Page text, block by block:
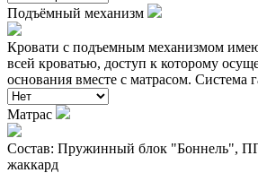
Подъёмный механизм
Кровати с подъемным механизмом
всей кроватью, доступ к которому
основания вместе с матрасом. Система
Матрас
Состав: Пружинный блок "Боннель",
жаккард